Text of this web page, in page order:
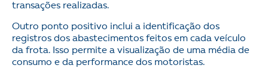
transações realizadas.
Outro ponto positivo inclui a identificação dos
registros dos abastecimentos feitos em cada veículo
da frota. Isso permite a visualização de uma média de
consumo e da performance dos motoristas.